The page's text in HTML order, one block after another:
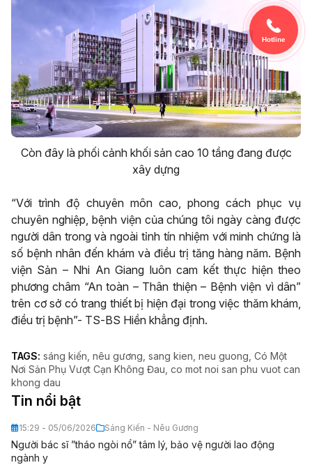
Còn đây là phối cảnh khối sản cao 10 tầng đang được
xây dựng
“Với trình độ chuyên môn cao, phong cách phục vụ
chuyên nghiệp, bệnh viện của chúng tôi ngày càng được
người dân trong và ngoài tỉnh tín nhiệm với minh chứng là
số bệnh nhân đến khám và điều trị tăng hàng năm. Bệnh
viện Sản – Nhi An Giang luôn cam kết thực hiện theo
phương châm “An toàn – Thân thiện – Bệnh viện vì dân”
trên cơ sở có trang thiết bị hiện đại trong việc thăm khám,
điều trị bệnh”- TS-BS Hiền khẳng định.
TAGS: sáng kiến nêu gương sang kien neu guong Có Một
Nơi Sản Phụ Vượt Cạn Không Đau co mot noi san phu vuot can
khong dau
Tin nổi bật
15:29 - 05/06/2026 Sáng Kiến - Nêu Gương
Người bác sĩ ”tháo ngòi nổ” tâm lý, bảo vệ người lao động
ngành y
Hotline